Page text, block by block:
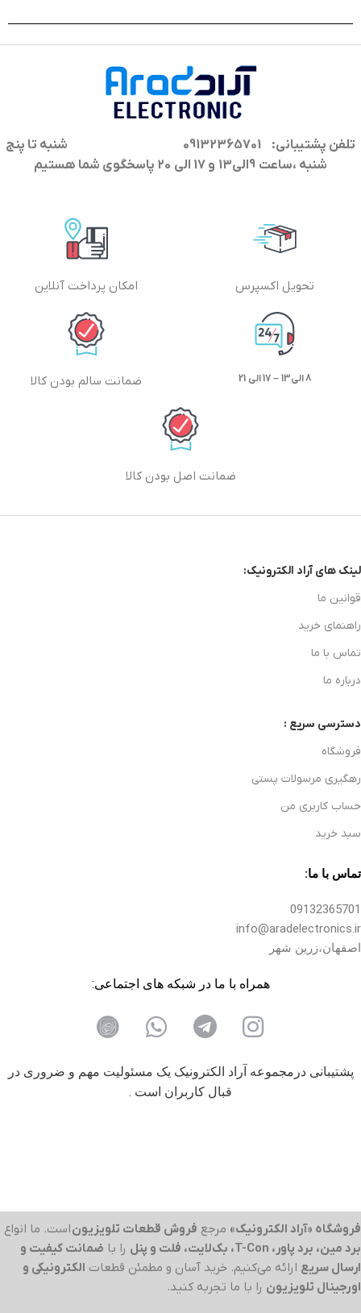
تلفن پشتیبانی: 09132365701
شنبه تا پنج
شنبه ،ساعت 9الی13 و 17 الی 20 پاسخگوی شما هستیم
تحویل اکسپرس امکان پرداخت آنلاین
8 الی13 – 17 الی 21 ضمانت سالم بودن کالا
ضمانت اصل بودن کالا
لینک های آراد الکترونیک:
قوانین ما
راهنمای خرید
تماس با ما
درباره ما
دسترسی سریع :
فروشگاه
رهگیری مرسولات پستی
حساب کاربری من
سبد خرید
تماس با ما:
09132365701
info@aradelectronics.ir
اصفهان،زرین شهر
همراه با ما در شبکه های اجتماعی:
پشتیبانی درمجموعه آراد الکترونیک یک مسئولیت مهم و ضروری در
قبال کاربران است .
فروشگاه «آراد الکترونیک» مرجع فروش قطعات تلویزیوناست. ما انواع
برد مین، برد پاور، T-Con، بک‌لایت، فلت و پنل
را با ضمانت کیفیت و
ارسال سریع ارائه می‌کنیم. خرید آسان و مطمئن قطعات الکترونیکی و
اورجینال تلویزیون را با ما تجربه کنید.